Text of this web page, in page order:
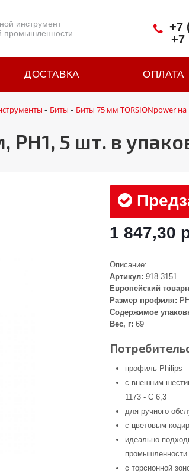
инструмент
промышленности
+7
+7
ДОСТАВКА ОПЛАТА
- Биты - Биты 75 мм TORSIONpower на
PH1, 5 шт. в
1 847,30
Описание:
Артикул: 918.3151
Европейский
Размер профиля:
Содержимое
Вес, г: 69
профиль Philips
с внешним
1173 - C 6,3
для ручного
с цветовым
идеально
промышленности
с торсионной